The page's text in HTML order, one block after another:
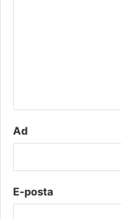
Ad
E-posta